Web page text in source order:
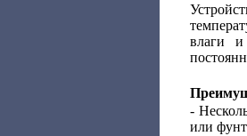
влаги и
-
или